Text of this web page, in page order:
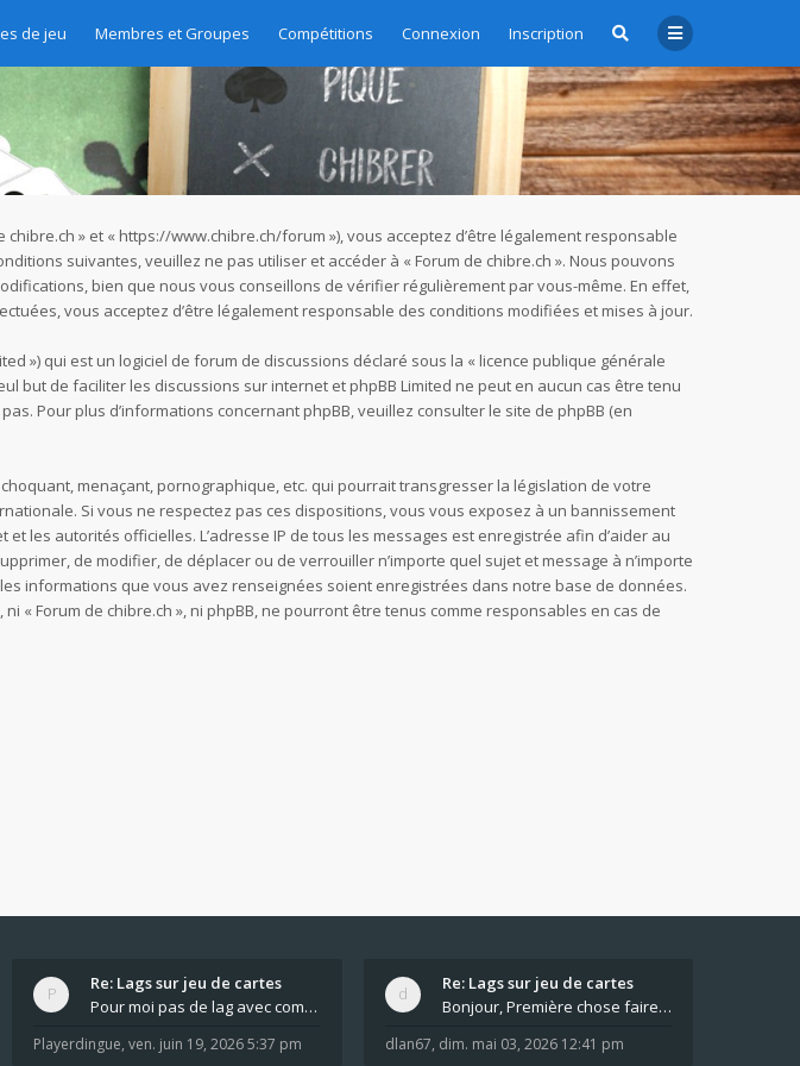
de jeu Membres et Groupes Compétitions Connexion Inscription
chibre.ch » et « https://www.chibre.ch/forum »), vous acceptez d’être légalement responsable
suivantes, veuillez ne pas utiliser et accéder à « Forum de chibre.ch ». Nous pouvons
bien que nous vous conseillons de vérifier régulièrement par vous-même. En effet,
vous acceptez d’être légalement responsable des conditions modifiées et mises à jour.
») qui est un logiciel de forum de discussions déclaré sous la « licence publique générale
but de faciliter les discussions sur internet et phpBB Limited ne peut en aucun cas être tenu
Pour plus d’informations concernant phpBB, veuillez consulter le site de phpBB (en
menaçant, pornographique, etc. qui pourrait transgresser la législation de votre
Si vous ne respectez pas ces dispositions, vous vous exposez à un bannissement
les autorités officielles. L’adresse IP de tous les messages est enregistrée afin d’aider au
de modifier, de déplacer ou de verrouiller n’importe quel sujet et message à n’importe
informations que vous avez renseignées soient enregistrées dans notre base de données.
Forum de chibre.ch », ni phpBB, ne pourront être tenus comme responsables en cas de
Re: Lags sur jeu de cartes
Pour moi pas de lag avec comme navigateur Chrome
Playerdingue, ven. juin 19, 2026 5:37 pm
Re: Lags sur jeu de cartes
Bonjour, Première chose faire un arrêt complet de
dlan67, dim. mai 03, 2026 12:41 pm